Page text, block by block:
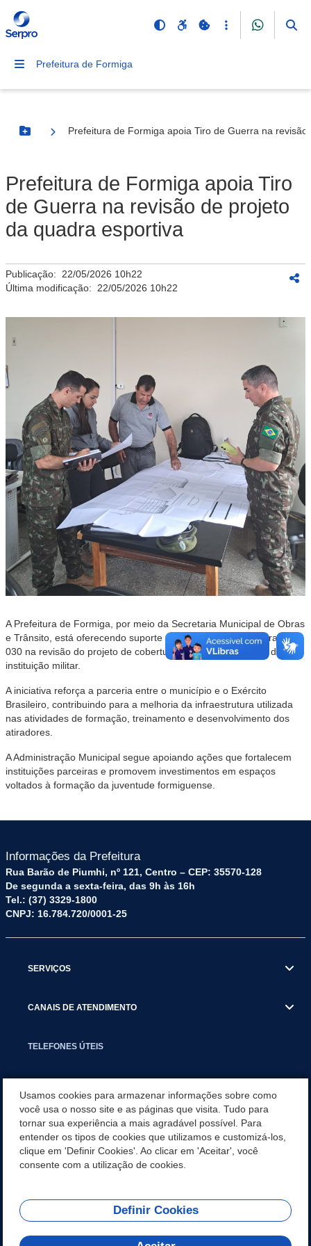
Prefeitura de Formiga
Botão Menu
Prefeitura de Formiga apoia Tiro de Guerra na
Prefeitura de Formiga apoia Tiro
de Guerra na revisão de projeto
da quadra esportiva
Publicação: 22/05/2026 10h22
Última modificação: 22/05/2026 10h22
A Prefeitura de Formiga, por meio da Secretaria Municipal de Obras
e Trânsito, está oferecendo suporte técnico ao Tiro de Guerra 04-
030 na revisão do projeto de cobertura da quadra esportiva da
instituição militar.
A iniciativa reforça a parceria entre o município e o Exército
Brasileiro, contribuindo para a melhoria da infraestrutura utilizada
nas atividades de formação, treinamento e desenvolvimento dos
atiradores.
A Administração Municipal segue apoiando ações que fortalecem
instituições parceiras e promovem investimentos em espaços
voltados à formação da juventude formiguense.
Informações da Prefeitura
Rua Barão de Piumhi, nº 121, Centro – CEP: 35570-128
De segunda a sexta-feira, das 9h às 16h
Tel.: (37) 3329-1800
CNPJ: 16.784.720/0001-25
SERVIÇOS
CANAIS DE ATENDIMENTO
TELEFONES ÚTEIS
NOTÍCIAS
APLICATIVO
REDES SOCIAIS
Usamos cookies para armazenar informações sobre como
você usa o nosso site e as páginas que visita. Tudo para
tornar sua experiência a mais agradável possível. Para
entender os tipos de cookies que utilizamos e customizá-los,
clique em 'Definir Cookies'. Ao clicar em 'Aceitar', você
consente com a utilização de cookies.
Definir Cookies